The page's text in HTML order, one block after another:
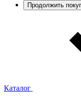
Продолжить
Каталог